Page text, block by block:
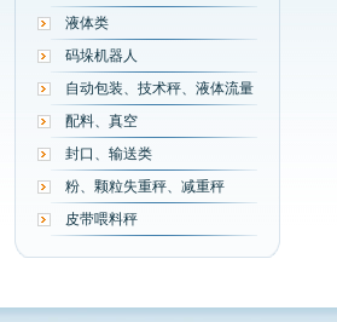
液体类
码垛机器人
自动包装、技术秤、液体流量
配料、真空
封口、输送类
粉、颗粒失重秤、减重秤
皮带喂料秤